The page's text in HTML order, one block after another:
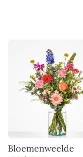
Bloemenweelde